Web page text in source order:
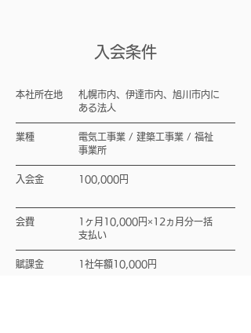
入会条件
本社所在地
札幌市内、伊達市内、旭川市内に
ある法人
業種
電気工事業 / 建築工事業 / 福祉
事業所
入会金 100,000円
​会費
1ヶ月10,000円×12ヵ月分一括
支払い
賦課金 1社年額10,000円